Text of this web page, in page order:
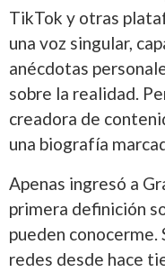
TikTok y otras
una voz singular,
anécdotas
sobre la realidad.
creadora de
una biografía
Apenas ingresó a
primera definición
pueden conocerme.
redes desde hace